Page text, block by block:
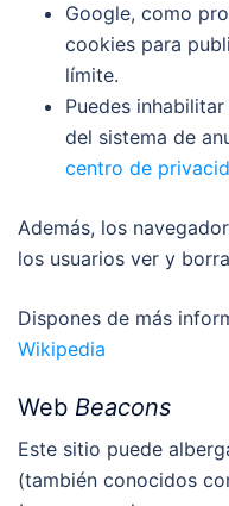
Google, como
cookies para
límite.
Puedes
del sistema de
centro de
Además, los
los usuarios ver y
Dispones de más
Wikipedia
Web Beacons
Este sitio puede
(también conocidos